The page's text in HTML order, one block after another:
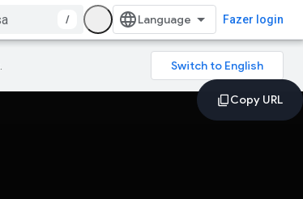
/ Fazer login